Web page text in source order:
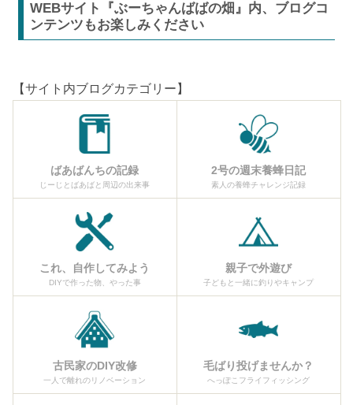
WEBサイト『ぶーちゃんばばの畑』内、ブログコ
ンテンツもお楽しみください
【サイト内ブログカテゴリー】
ばあばんちの記録
じーじとばあばと周辺の出来事
2号の週末養蜂日記
素人の養蜂チャレンジ記録
これ、自作してみよう
DIYで作った物、やった事
親子で外遊び
子どもと一緒に釣りやキャンプ
古民家のDIY改修
一人で離れのリノベーション
毛ばり投げませんか？
へっぽこフライフィッシング